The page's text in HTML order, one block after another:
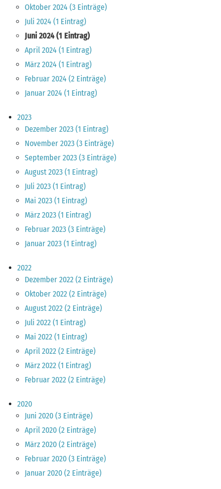
Oktober 2024 (3 Einträge)
Juli 2024 (1 Eintrag)
Juni 2024 (1 Eintrag)
April 2024 (1 Eintrag)
März 2024 (1 Eintrag)
Februar 2024 (2 Einträge)
Januar 2024 (1 Eintrag)
2023
Dezember 2023 (1 Eintrag)
November 2023 (3 Einträge)
September 2023 (3 Einträge)
August 2023 (1 Eintrag)
Juli 2023 (1 Eintrag)
Mai 2023 (1 Eintrag)
März 2023 (1 Eintrag)
Februar 2023 (3 Einträge)
Januar 2023 (1 Eintrag)
2022
Dezember 2022 (2 Einträge)
Oktober 2022 (2 Einträge)
August 2022 (2 Einträge)
Juli 2022 (1 Eintrag)
Mai 2022 (1 Eintrag)
April 2022 (2 Einträge)
März 2022 (1 Eintrag)
Februar 2022 (2 Einträge)
2020
Juni 2020 (3 Einträge)
April 2020 (2 Einträge)
März 2020 (2 Einträge)
Februar 2020 (3 Einträge)
Januar 2020 (2 Einträge)